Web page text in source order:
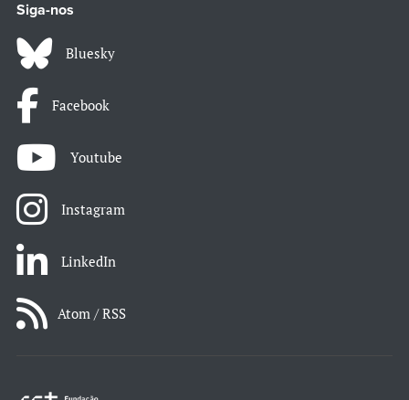
Siga-nos
Bluesky
Facebook
Youtube
Instagram
LinkedIn
Atom / RSS